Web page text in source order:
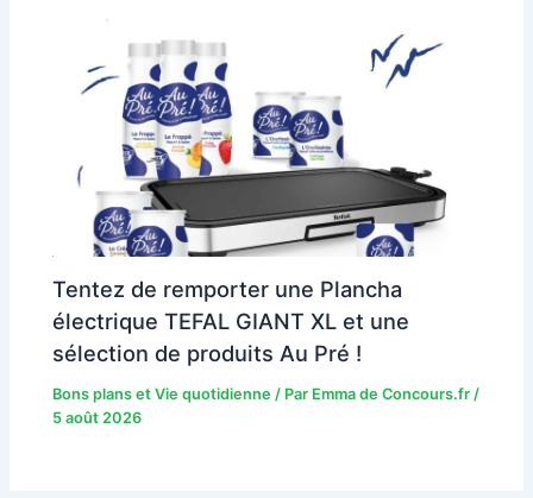
Tentez de remporter une Plancha
électrique TEFAL GIANT XL et une
sélection de produits Au Pré !
Bons plans et Vie quotidienne / Par Emma de Concours.fr/
5 août 2026